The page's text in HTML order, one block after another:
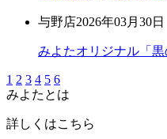
与野店2026年03月30日
みよたオリジナル「黒
1 2 3 4 5 6
みよたとは
詳しくはこちら